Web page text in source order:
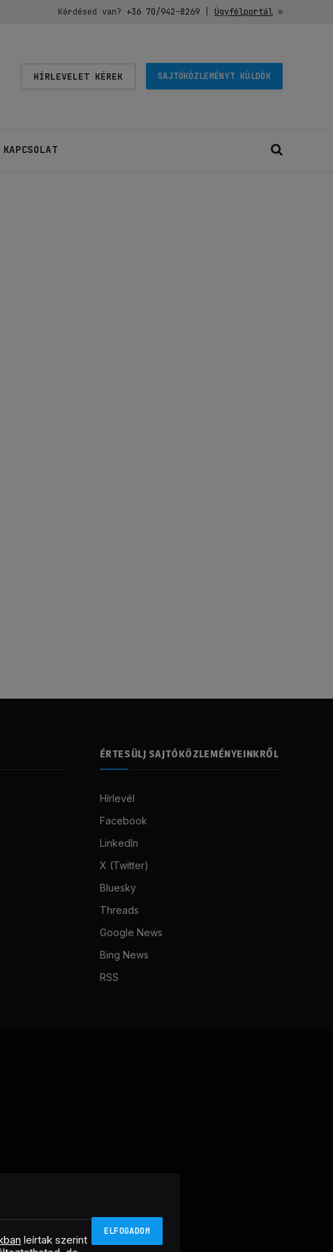
Kérdésed van? +36 70/942-8269| Ügyfélportál»
HÍRLEVELET KÉREK SAJTÓKÖZLEMÉNYT KÜLDÖK
KAPCSOLAT
ÉRTESÜLJ SAJTÓKÖZLEMÉNYEINKRŐL
Hírlevél
Facebook
LinkedIn
X (Twitter)
Bluesky
Threads
Google News
Bing News
RSS
leírtak szerint
ELFOGADOM